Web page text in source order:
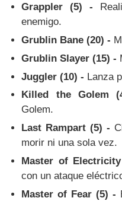
Grappler (5) -
enemigo.
Grublin Bane (20) -
Grublin Slayer (15) -
Juggler (10) - Lanza
Killed the Golem
Golem.
Last Rampart (5) -
morir ni una sola vez.
Master of
con un ataque
Master of Fear (5) -